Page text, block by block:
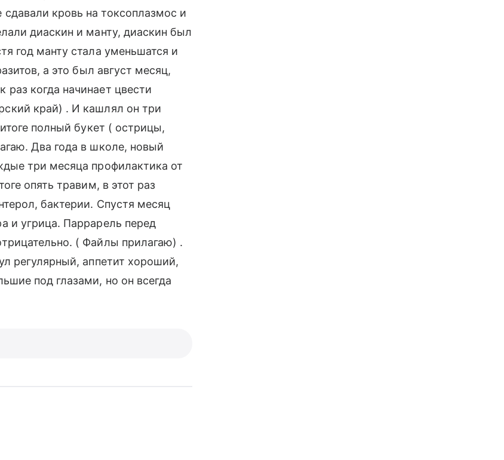
кровь на токсоплазмос и
диаскин и манту, диаскин был
год манту стала уменьшатся и
а это был август месяц,
когда начинает цвести
край) . И кашлял он три
полный букет ( острицы,
Два года в школе, новый
три месяца профилактика от
опять травим, в этот раз
бактерии. Спустя месяц
и угрица. Паррарель перед
( Файлы прилагаю) .
регулярный, аппетит хороший,
под глазами, но он всегда